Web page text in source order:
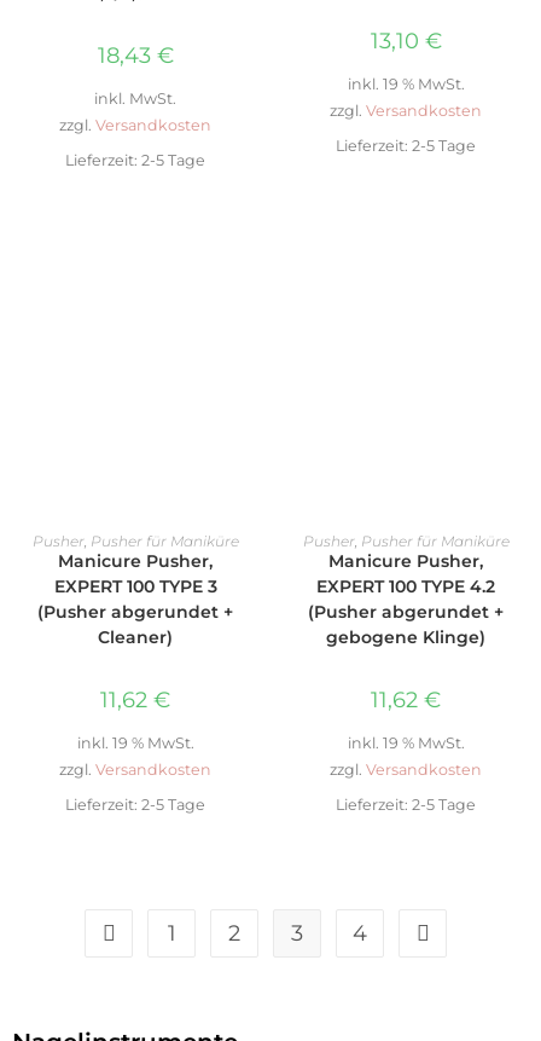
18,43 €
inkl. MwSt.
zzgl. Versandkosten
Lieferzeit: 2-5 Tage
13,10 €
inkl. 19 % MwSt.
zzgl. Versandkosten
Lieferzeit: 2-5 Tage
IN DEN WARENKORB
Pusher, Pusher für Maniküre
Manicure Pusher,
EXPERT 100 TYPE 3
(Pusher abgerundet +
Cleaner)
11,62 €
inkl. 19 % MwSt.
zzgl. Versandkosten
Lieferzeit: 2-5 Tage
IN DEN WARENKORB
Pusher, Pusher für Maniküre
Manicure Pusher,
EXPERT 100 TYPE 4.2
(Pusher abgerundet +
gebogene Klinge)
11,62 €
inkl. 19 % MwSt.
zzgl. Versandkosten
Lieferzeit: 2-5 Tage
1 2 3 4